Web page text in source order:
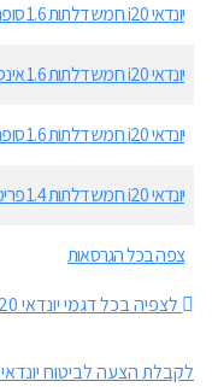
יונדאי i20 חמש דלתות 1.6 סופרים ידני
יונדאי i20 חמש דלתות 1.6 אינספייר אוטומט
יונדאי i20 חמש דלתות 1.6 סופרים אוטומט
יונדאי i20 חמש דלתות 1.4 פרימיום אוטומט
צפה בכל הגרסאות
לצפיה בכל דגמי יונדאי i20 מכל השנים
לקבלת הצעה לביטוח יונדאי i20